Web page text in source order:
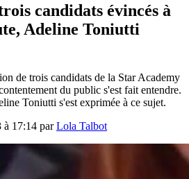
candidats évincés à
Adeline Toniutti
de trois candidats de la Star Academy
du public s'est fait entendre.
Toniutti s'est exprimée à ce sujet.
à 17:14 parLola Talbot